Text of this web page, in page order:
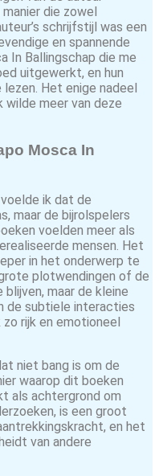
die zowel
schrijfstijl was een
en spannende
In Ballingschap die me
uitgewerkt, en hun
Het enige nadeel
meer van deze
Mosca In
ik dat de
maar de bijrolspelers
voelden meer als
mensen. Het
in het onderwerp te
plotwendingen of de
maar de kleine
de subtiele interacties
rijk en emotioneel
niet bang is om de
waarop dit boeken
als achtergrond om
is een groot
en het
van andere